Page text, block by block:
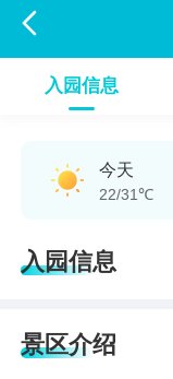

入园信息
今天
22/31℃
入园信息
景区介绍